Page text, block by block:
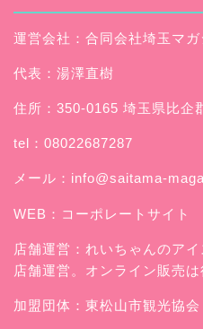
運営会社：合同会社埼玉マガ
代表：湯澤直樹
住所：350-0165 埼玉県比企
tel：08022687287
メール： info@saitama-
WEB： コーポレートサイト
店舗運営： れいちゃんのアイ
店舗運営。オンライン販売
加盟団体：東松山市観光協